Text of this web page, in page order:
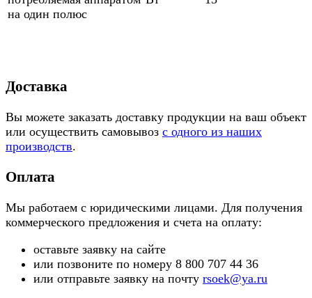
на один полюс
Доставка
Вы можете заказать доставку продукции на ваш объект
или осуществить самовывоз с одного из наших
производств.
Оплата
Мы работаем с юридическими лицами. Для получения
коммерческого предложения и счета на оплату:
оставьте заявку на сайте
или позвоните по номеру 8 800 707 44 36
или отправьте заявку на почту rsoek@ya.ru